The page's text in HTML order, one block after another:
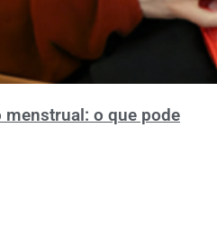
o que pode